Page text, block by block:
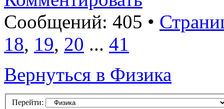
Сообщений: 405 •
18, 19, 20 ... 41
Вернуться в Физика
Перейти: